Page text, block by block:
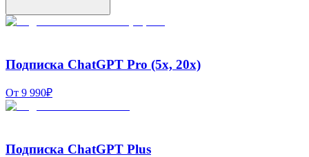
Подписка ChatGPT Pro (5x, 20x)
От 9 990₽
Подписка ChatGPT Plus